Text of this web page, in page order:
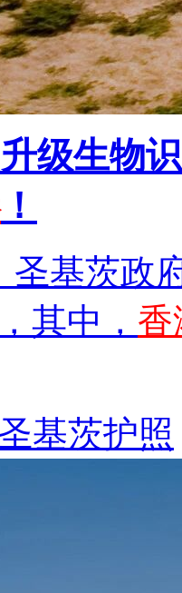
级生物
！
圣基茨政
其中， 香
基茨护照